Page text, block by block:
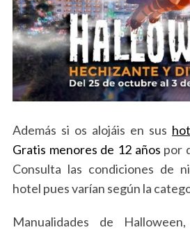
Además si os alojáis en sus
Gratis menores de 12 años por
Consulta las condiciones de
hotel pues varían según la
Manualidades de